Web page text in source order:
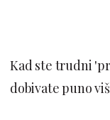
Kad ste trudni
dobivate puno